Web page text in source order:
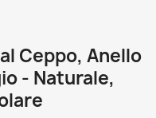
Ceppo, Anello
- Naturale,